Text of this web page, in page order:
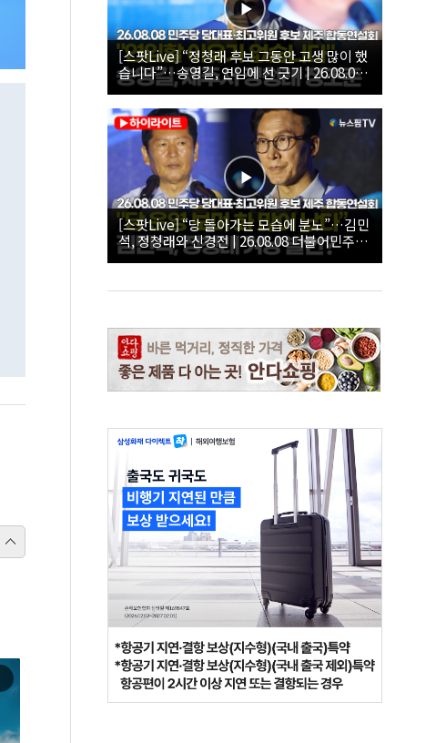
[스팟Live] “정청래 후보 그동안 고생 많이 했
습니다”…송영길, 연임에 선 긋기 | 26.08.08
더불어민주당 당대표·최고위원 후보 제주 합
동연설회
[스팟Live] “당 돌아가는 모습에 분노”…김민
석, 정청래와 신경전 | 26.08.08 더불어민주당
당대표·최고위원 후보 제주 합동연설회